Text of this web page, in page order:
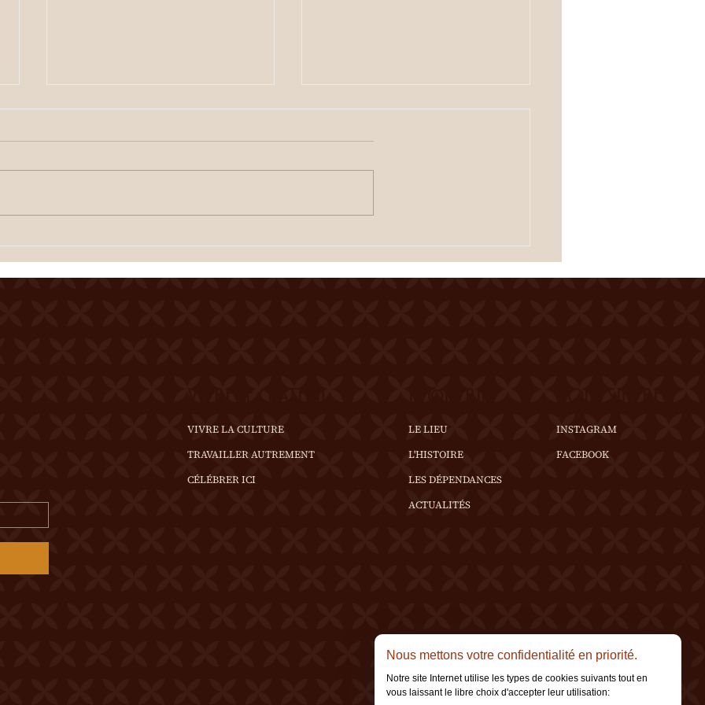
VIVRE LA CULTURE
TRAVAILLER AUTREMENT
CÉLÉBRER ICI
LE LIEU
L'HISTOIRE
LES DÉPENDANCES
ACTUALITÉS
INSTAGRAM
FACEBOOK
ETE SIERROIS (annonce
Mercier Entrée gratuite
Spectacle à 20h00 Une
est offerte à l'entracte. En cas
de temps incertain, se
ETE SIERROIS
Cour de la Ferme du Château
dégustation des crus du terroir
Nous mettons votre confidentialité en priorité.
Notre site Internet utilise les types de cookies suivants tout en
vous laissant le libre choix d'accepter leur utilisation: